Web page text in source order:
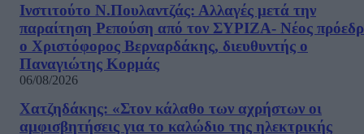
Ινστιτούτο Ν.Πουλαντζάς: Αλλαγές μετά την
παραίτηση Ρεπούση από τον ΣΥΡΙΖΑ- Νέος
ο Χριστόφορος Βερναρδάκης, διευθυντής ο
Παναγιώτης Κορμάς
06/08/2026
Χατζηδάκης: «Στον κάλαθο των αχρήστων οι
αμφισβητήσεις για το καλώδιο της ηλεκτρικής